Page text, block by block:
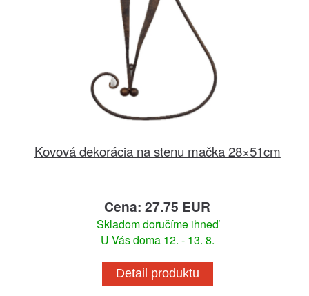
Kovová dekorácia na stenu mačka 28×51cm
Cena: 27.75 EUR
Skladom doručíme ihneď
U Vás doma 12. - 13. 8.
Detail produktu